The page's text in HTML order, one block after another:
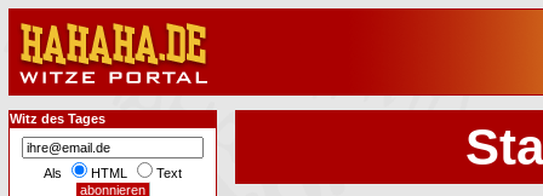
Witz des Tages
Als HTML Text